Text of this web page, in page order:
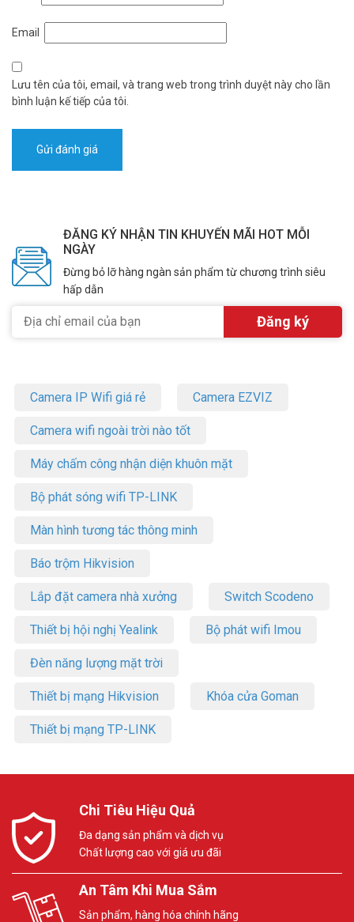
Email
Lưu tên của tôi, email, và trang web trong trình duyệt này cho lần
bình luận kế tiếp của tôi.
ĐĂNG KÝ NHẬN TIN KHUYẾN MÃI HOT MỖI
NGÀY
Đừng bỏ lỡ hàng ngàn sản phẩm từ chương trình siêu
hấp dẫn
Camera IP Wifi giá rẻ Camera EZVIZ
Camera wifi ngoài trời nào tốt
Máy chấm công nhận diện khuôn mặt
Bộ phát sóng wifi TP-LINK
Màn hình tương tác thông minh
Báo trộm Hikvision
Lắp đặt camera nhà xưởng Switch Scodeno
Thiết bị hội nghị Yealink Bộ phát wifi Imou
Đèn năng lượng mặt trời
Thiết bị mạng Hikvision Khóa cửa Goman
Thiết bị mạng TP-LINK
Chi Tiêu Hiệu Quả
Đa dạng sản phẩm và dịch vụ
Chất lượng cao với giá ưu đãi
An Tâm Khi Mua Sắm
Sản phẩm, hàng hóa chính hãng